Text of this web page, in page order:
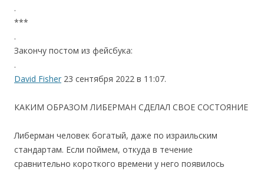
.
***
.
Закончу постом из фейсбука:
.
David Fisher 23 сентября 2022 в 11:07.
КАКИМ ОБРАЗОМ ЛИБЕРМАН СДЕЛАЛ СВОЕ СОСТОЯНИЕ
Либерман человек богатый, даже по израильским
стандартам. Если поймем, откуда в течение
сравнительно короткого времени у него появилось